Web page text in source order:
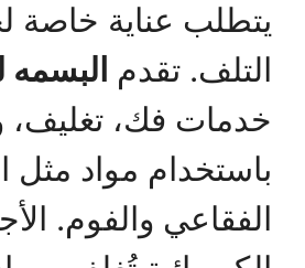
يتطلب عناية خاصة
التلف. تقدم
خدمات فك، تغليف،
باستخدام مواد مثل
الفقاعي والفوم.